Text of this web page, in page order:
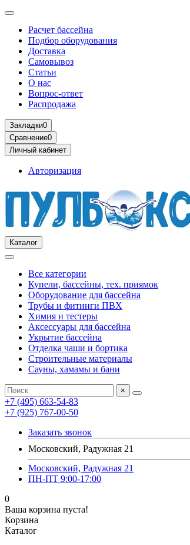
Расчет бассейна
Подбор оборудования
Доставка
Самовывоз
Статьи
О нас
Вопрос-ответ
Распродажа
Закладки0
Сравнение0
Личный кабинет
Авторизация
Каталог
Все категории
Купели, бассейны, тех. приямок
Оборудование для бассейна
Трубы и фитинги ПВХ
Химия и тестеры
Аксессуары для бассейна
Укрытие бассейна
Отделка чаши и бортика
Строительные материалы
Сауны, хамамы и бани
×
+7 (495) 663-54-83
+7 (925) 767-00-50
Заказать звонок
Московский, Радужная 21
Московский, Радужная 21
ПН-ПТ 9:00-17:00
0
Ваша корзина пуста!
Корзина
Каталог